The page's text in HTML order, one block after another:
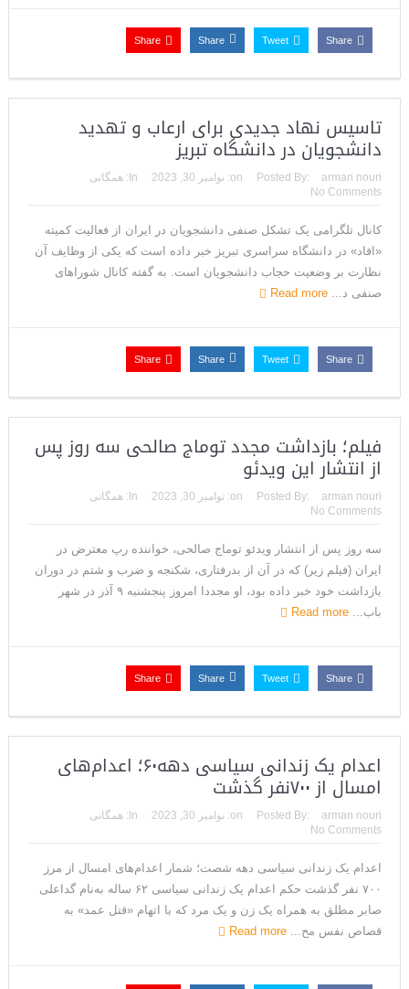
Share
Tweet
Share
Share
تاسیس نهاد جدیدی برای ارعاب و تهدید
دانشجویان در دانشگاه تبریز
Posted By: arman nouri
on: نوامبر 30, 2023 In: همگانی
No Comments
کانال تلگرامی یک تشکل صنفی دانشجویان در ایران از فعالیت کمیته‌
«افاد» در دانشگاه سراسری تبریز خبر داده است که یکی از وظایف آن
نظارت بر وضعیت حجاب دانشجویان است. به گفته‎ کانال شوراهای
صنفی د... Read more
Share
Tweet
Share
Share
فیلم؛ بازداشت مجدد توماج صالحی سه روز پس
از انتشار این ویدئو
Posted By: arman nouri
on: نوامبر 30, 2023 In: همگانی
No Comments
سه روز پس از انتشار ویدئو توماج صالحی، خواننده رپ معترض در
ایران (فیلم زیر) که در آن از بدرفتاری، شکنجه و ضرب و شتم در دوران
بازداشت خود خبر داده بود، او مجددا امروز پنجشنبه ۹ آذر در شهر
باب... Read more
Share
Tweet
Share
Share
اعدام یک زندانی سیاسی دهه۶۰؛ اعدام‌های
امسال از ۷۰۰نفر گذشت
Posted By: arman nouri
on: نوامبر 30, 2023 In: همگانی
No Comments
اعدام یک زندانی سیاسی دهه شصت؛ شمار اعدام‌های امسال از مرز
۷۰۰ نفر گذشت حکم اعدام یک زندانی سیاسی ۶۲ ساله به‌نام گداعلی
صابر مطلق به همراه یک زن و یک مرد که با اتهام «قتل عمد» به
قصاص نفس مح... Read more